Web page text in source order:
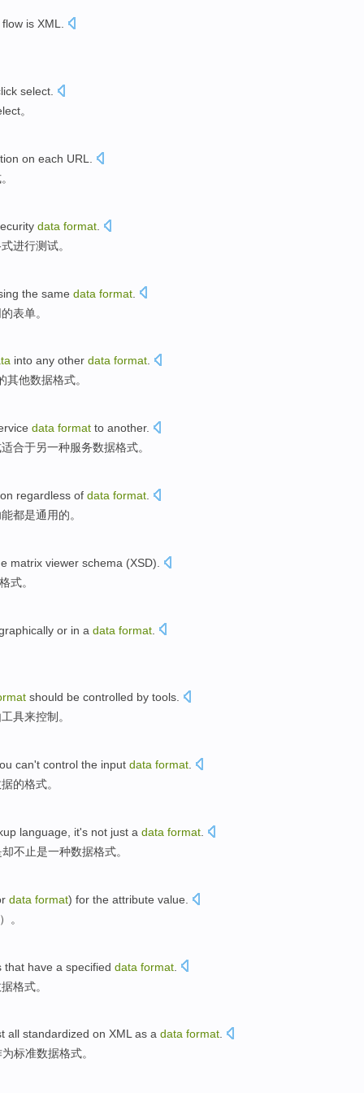
flow is XML.
select
。
on each URL
。
data format
进行测试。
the same data format
的表单。
into any other data format.
其他数据格式。
data format to another.
适合于另一种服务数据格式。
regardless of data format
都是通用的。
matrix viewer schema (XSD).
格式。
or in a data format
should be controlled by tools.
工具来控制 。
can't control the input data format
的格式。
language it's not just a data format
却不止是一种数据格式。
data format) for the attribute value.
）。
that have a specified data format
格式。
all standardized on XML as a data format.
标准数据格式。